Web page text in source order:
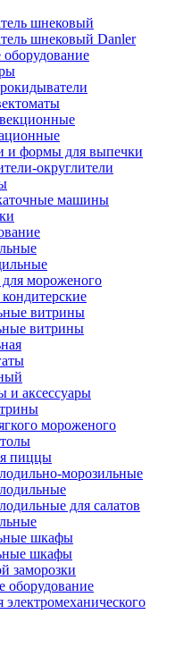
шнековый
шнековый Danler
и формы для выпечки
округлители
машины
мороженого
витрины
витрины
и аксессуары
мороженого
пиццы
морозильные
для салатов
шкафы
шкафы
заморозки
оборудование
электромеханического